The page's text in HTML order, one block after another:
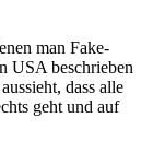
man Fake-
USA beschrieben
dass alle
geht und auf